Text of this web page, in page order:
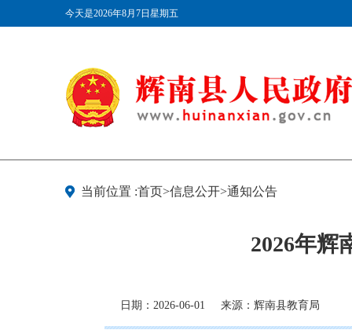
今天是2026年8月7日星期五
当前位置 :首页>信息公开>通知公告
2026年辉
日期：2026-06-01 来源：辉南县教育局